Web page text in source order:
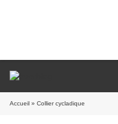
Accueil » Collier cycladique